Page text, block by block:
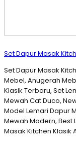
Set Dapur Masak
Set Dapur Masak
Mebel, Anugerah
Klasik Terbaru, Set
Mewah Cat Duco,
Model Lemari Dapur
Mewah Modern, Best
Masak Kitchen Klasik